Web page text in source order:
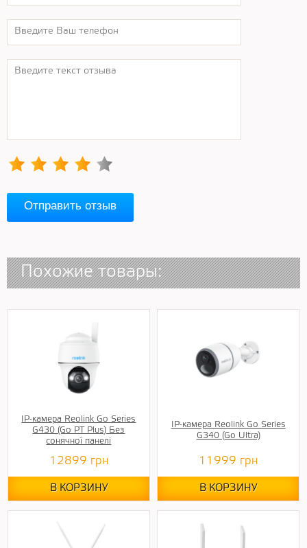
Отправить отзыв
Похожие товары:
IP-камера Reolink Go Series
G430 (Go PT Plus) Без
сонячної панелі
12899 грн
В КОРЗИНУ
IP-камера Reolink Go Series
G340 (Go Ultra)
11999 грн
В КОРЗИНУ